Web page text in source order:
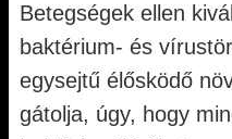
Betegségek ellen
baktérium- és
egysejtű élősködő
gátolja, úgy, hogy